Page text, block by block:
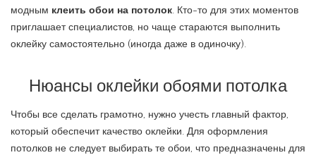
модным клеить обои на потолок. Кто-то для этих моментов
приглашает специалистов, но чаще стараются выполнить
оклейку самостоятельно (иногда даже в одиночку).
Нюансы оклейки обоями потолка
Чтобы все сделать грамотно, нужно учесть главный фактор,
который обеспечит качество оклейки. Для оформления
потолков не следует выбирать те обои, что предназначены для